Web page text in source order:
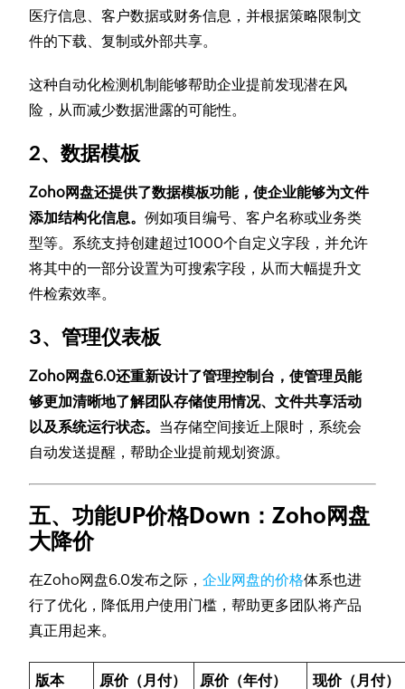
医疗信息、客户数据或财务信息，并根据策略限制文
件的下载、复制或外部共享。
这种自动化检测机制能够帮助企业提前发现潜在风
险，从而减少数据泄露的可能性。
2、数据模板
Zoho网盘还提供了数据模板功能，使企业能够为文件
添加结构化信息。例如项目编号、客户名称或业务类
型等。系统支持创建超过1000个自定义字段，并允许
将其中的一部分设置为可搜索字段，从而大幅提升文
件检索效率。
3、管理仪表板
Zoho网盘6.0还重新设计了管理控制台，使管理员能
够更加清晰地了解团队存储使用情况、文件共享活动
以及系统运行状态。 当存储空间接近上限时，系统会
自动发送提醒，帮助企业提前规划资源。
五、功能UP价格Down：Zoho网盘
大降价
在Zoho网盘6.0发布之际，企业网盘的价格体系也进
行了优化，降低用户使用门槛，帮助更多团队将产品
真正用起来。
版本 原价（月付） 原价（年付） 现价（月付）